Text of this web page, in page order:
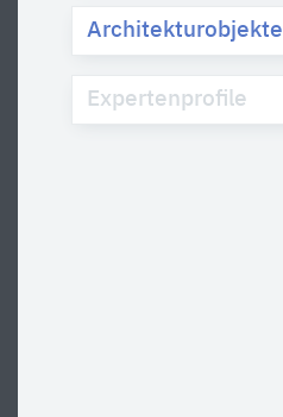
Architekturobjekte
Expertenprofile